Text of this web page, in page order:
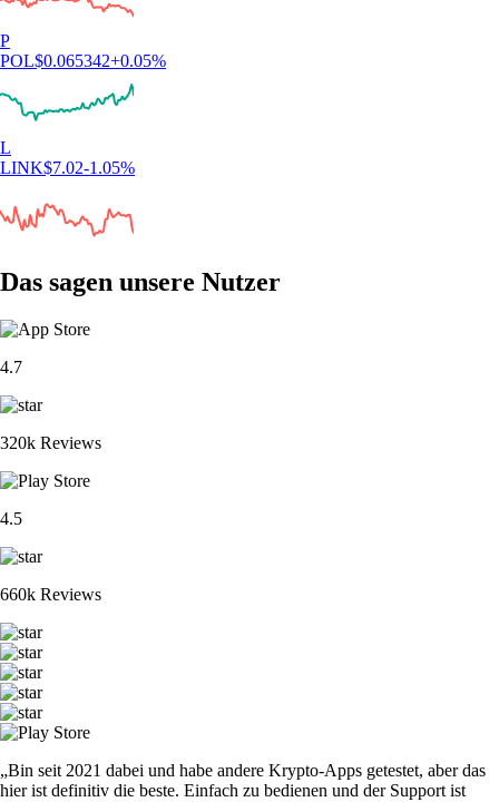
P
POL$0.065342+0.05%
L
LINK$7.02-1.05%
Das sagen unsere Nutzer
4.7
320k Reviews
4.5
660k Reviews
„Bin seit 2021 dabei und habe andere Krypto-Apps getestet, aber das
hier ist definitiv die beste. Einfach zu bedienen und der Support ist